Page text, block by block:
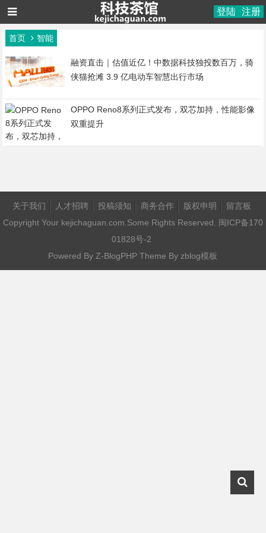
登陆 注册
首页 智能
融资直击｜估值近亿！中数据科技独投数百万，骑
侠猫抢滩 3.9 亿电动车智慧出行市场
OPPO Reno8系列正式发布，双芯加持，性能影像
双重提升
关于我们 人才招聘 投稿须知 商务合作 版权申明
留言板
Copyright Your kejichaguan.com.Some Rights Reserved. 闽ICP备170
01828号-2
Powered By Z-BlogPHP Theme By zblog模板